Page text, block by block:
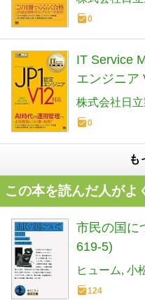
0
IT Service
エンジニア
株式会社日
0
も
この本を読んだ人がよ
市民の国に
619-5)
ヒューム 小
124